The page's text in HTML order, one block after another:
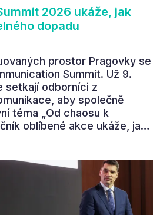
2026 ukáže, jak
dopadu
prostor Pragovky se
Summit. Už 9.
setkají odborníci z
aby společně
téma „Od chaosu k
oblíbené akce ukáže, jak